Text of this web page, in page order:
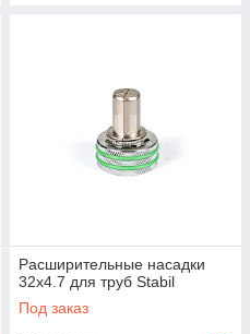
Расширительные насадки
32x4.7 для труб Stabil
Под заказ